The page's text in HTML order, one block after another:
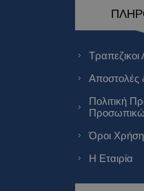
Τραπεζικοι
Αποστολές
Πολιτική
Όροι
Η Εταιρία